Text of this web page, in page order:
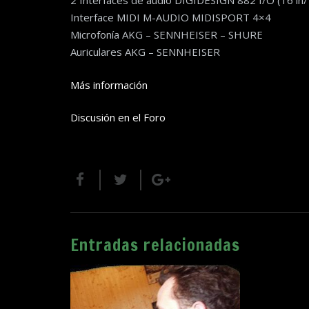
Interface MIDI M-AUDIO MIDISPORT 4×4
Microfonía AKG – SENNHEISER – SHURE
Auriculares AKG – SENNHEISER
Más información
Discusión en el Foro
Entradas relacionadas